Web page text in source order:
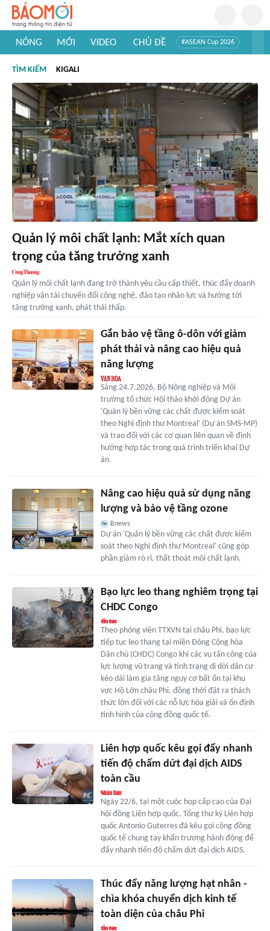
NÓNG MỚI VIDEO CHỦ ĐỀ #ASEAN Cup 2026
#Khám phá thế giới
TÌM KIẾM KIGALI
Quản lý môi chất lạnh: Mắt xích quan
trọng của tăng trưởng xanh
Quản lý môi chất lạnh đang trở thành yêu cầu cấp thiết, thúc đẩy doanh
nghiệp vận tải chuyển đổi công nghệ, đào tạo nhân lực và hướng tới
tăng trưởng xanh, phát thải thấp.
Gắn bảo vệ tầng ô-dôn với giảm
phát thải và nâng cao hiệu quả
năng lượng
Sáng 24.7.2026, Bộ Nông nghiệp và Môi
trường tổ chức Hội thảo khởi động Dự án
'Quản lý bền vững các chất được kiểm soát
theo Nghị định thư Montreal' (Dự án SMS-MP)
và trao đổi với các cơ quan liên quan về định
hướng hợp tác trong quá trình triển khai Dự
án.
Nâng cao hiệu quả sử dụng năng
lượng và bảo vệ tầng ozone
Bnews
Dự án 'Quản lý bền vững các chất được kiểm
soát theo Nghị định thư Montreal' cũng góp
phần giảm rò rỉ, thất thoát môi chất lạnh.
Bạo lực leo thang nghiêm trọng tại
CHDC Congo
Theo phóng viên TTXVN tại châu Phi, bạo lực
tiếp tục leo thang tại miền Đông Cộng hòa
Dân chủ (CHDC) Congo khi các vụ tấn công của
lực lượng vũ trang và tình trạng di dời dân cư
kéo dài làm gia tăng nguy cơ bất ổn tại khu
vực Hồ Lớn châu Phi, đồng thời đặt ra thách
thức lớn đối với các nỗ lực hòa giải và ổn định
tình hình của cộng đồng quốc tế.
Liên hợp quốc kêu gọi đẩy nhanh
tiến độ chấm dứt đại dịch AIDS
toàn cầu
Ngày 22/6, tại một cuộc họp cấp cao của Đại
hội đồng Liên hợp quốc, Tổng thư ký Liên hợp
quốc Antonio Guterres đã kêu gọi cộng đồng
quốc tế chung tay khẩn trương hành động để
đẩy nhanh tiến độ chấm dứt đại dịch AIDS.
Thúc đẩy năng lượng hạt nhân -
chìa khóa chuyển dịch kinh tế
toàn diện của châu Phi